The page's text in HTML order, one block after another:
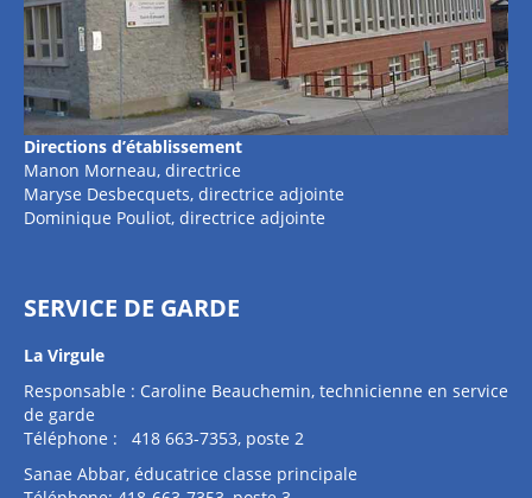
Directions d’établissement
Manon Morneau, directrice
Maryse Desbecquets, directrice adjointe
Dominique Pouliot, directrice adjointe
SERVICE DE GARDE
La Virgule
Responsable : Caroline Beauchemin, technicienne en service
de garde
Téléphone : 418 663-7353, poste 2
Sanae Abbar, éducatrice classe principale